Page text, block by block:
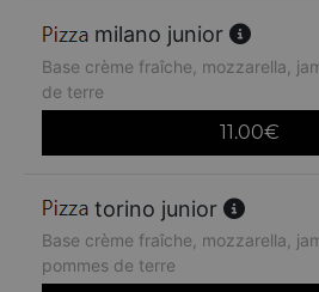
milano junior
Base crème fraîche, mozzarella,
de terre
11.00€
torino junior
Base crème fraîche, mozzarella,
pommes de terre